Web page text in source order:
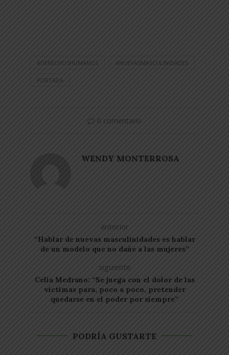
#DERECHOSHUMANOS #NUEVASMASCULINIDADES
PORTADA
0 comentario
WENDY MONTERROSA
anterior
“Hablar de nuevas masculinidades es hablar
de un modelo que no dañe a las mujeres”
siguiente
Celia Medrano: “Se juega con el dolor de las
víctimas para, poco a poco, pretender
quedarse en el poder por siempre”
PODRÍA GUSTARTE